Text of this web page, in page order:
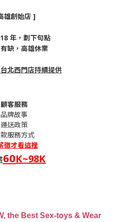
雄創始店 ]
年，劃下句點
缺，高雄休業
北西門店持續提供
顧客服務
品牌故事
運送政策
服務方式
徵才看這裡
60K~98K
the Best Sex-toys & Wear